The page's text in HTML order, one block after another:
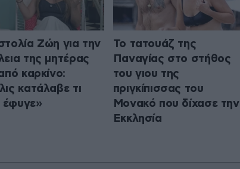
Ζώη για την
της μητέρας
καρκίνο:
κατάλαβε τι
έφυγε»
Το τατουάζ της
Παναγίας στο στήθος
του γιου της
πριγκίπισσας του
Μονακό που δίχασε την
Εκκλησία